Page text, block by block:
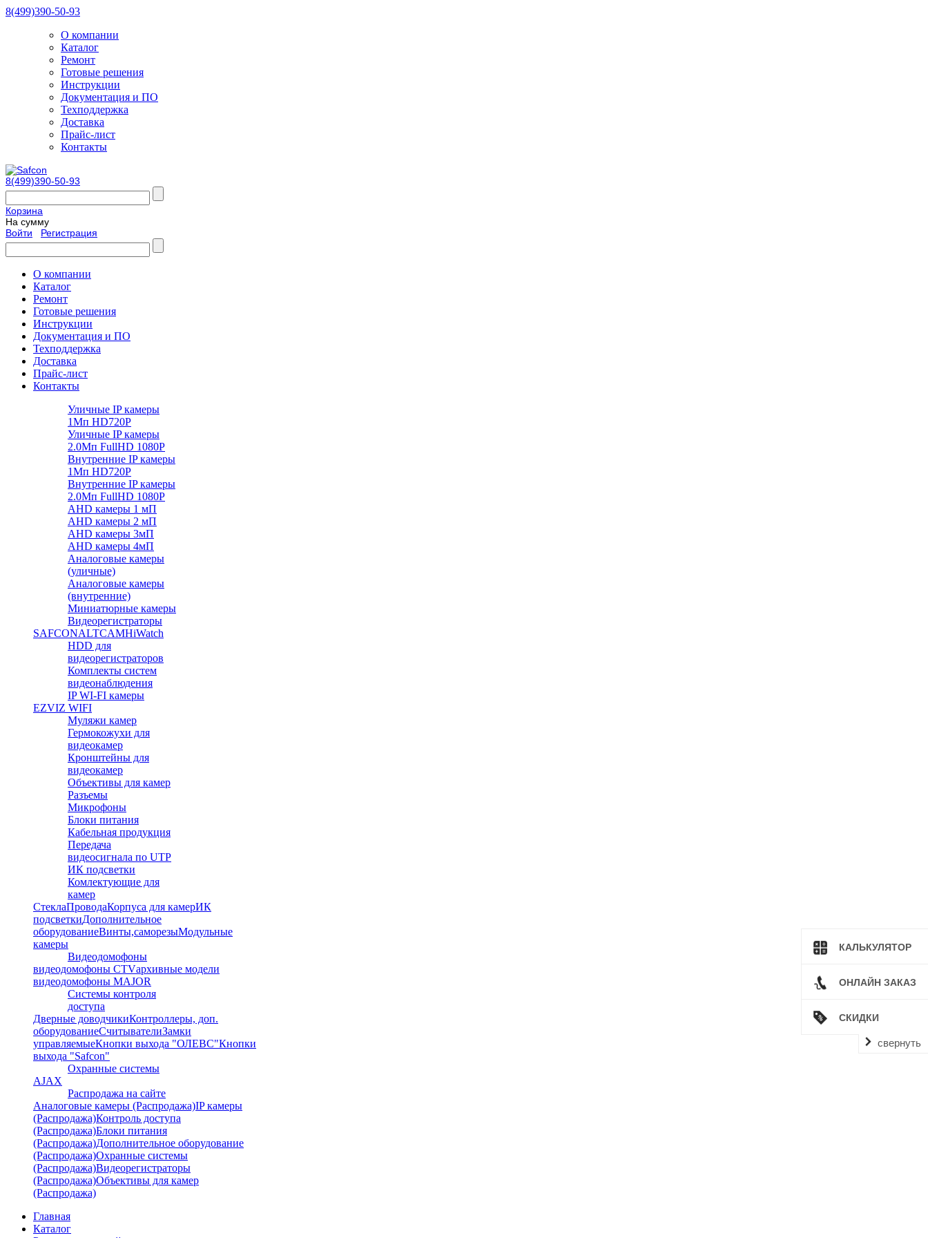
КАЛЬКУЛЯТОР
ОНЛАЙН ЗАКАЗ
СКИДКИ
свернуть
8(499)390-50-93
О компании
Каталог
Ремонт
Готовые решения
Инструкции
Документация и ПО
Техподдержка
Доставка
Прайс-лист
Контакты
8(499)390-50-93
Корзина
На сумму
Войти
Регистрация
О компании
Каталог
Ремонт
Готовые решения
Инструкции
Документация и ПО
Техподдержка
Доставка
Прайс-лист
Контакты
Уличные IP камеры
1Мп HD720P
Уличные IP камеры
2.0Мп FullHD 1080P
Внутренние IP камеры
1Мп HD720P
Внутренние IP камеры
2.0Мп FullHD 1080P
AHD камеры 1 мП
AHD камеры 2 мП
AHD камеры 3мП
AHD камеры 4мП
Аналоговые камеры
(уличные)
Аналоговые камеры
(внутренние)
Миниатюрные камеры
Видеорегистраторы
SAFCONALTCAMHiWatch
HDD для
видеорегистраторов
Комплекты систем
видеонаблюдения
IP WI-FI камеры
EZVIZ WIFI
Муляжи камер
Гермокожухи для
видеокамер
Кронштейны для
видеокамер
Объективы для камер
Разъемы
Микрофоны
Блоки питания
Кабельная продукция
Передача
видеосигнала по UTP
ИК подсветки
Комлектующие для
камер
СтеклаПроводаКорпуса для камерИК
подсветкиДополнительное
оборудованиеВинты,саморезыМодульные
камеры
Видеодомофоны
видеодомофоны CTVархивные модели
видеодомофоны MAJOR
Системы контроля
доступа
Дверные доводчикиКонтроллеры, доп.
оборудованиеСчитывателиЗамки
управляемыеКнопки выхода "ОЛЕВС"Кнопки
выхода "Safcon"
Охранные системы
AJAX
Распродажа на сайте
Аналоговые камеры (Распродажа)IP камеры
(Распродажа)Контроль доступа
(Распродажа)Блоки питания
(Распродажа)Дополнительное оборудование
(Распродажа)Охранные системы
(Распродажа)Видеорегистраторы
(Распродажа)Объективы для камер
(Распродажа)
Главная
Каталог